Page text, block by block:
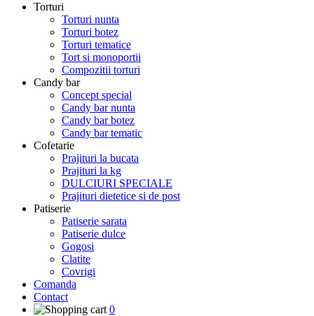
Torturi
Torturi nunta
Torturi botez
Torturi tematice
Tort si monoportii
Compozitii torturi
Candy bar
Concept special
Candy bar nunta
Candy bar botez
Candy bar tematic
Cofetarie
Prajituri la bucata
Prajituri la kg
DULCIURI SPECIALE
Prajituri dietetice si de post
Patiserie
Patiserie sarata
Patiserie dulce
Gogosi
Clatite
Covrigi
Comanda
Contact
0